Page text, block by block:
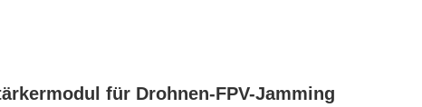
für Drohnen-FPV-Jamming